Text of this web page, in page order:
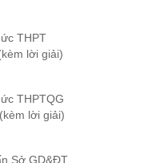
THPT
lời giải)
THPTQG
lời giải)
Sở GD&ĐT